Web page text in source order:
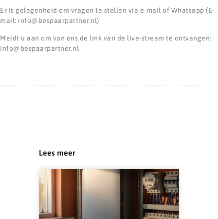
Er is gelegenheid om vragen te stellen via e-mail of Whatsapp (E-
mail: info@bespaarpartner.nl)
Meldt u aan om van ons de link van de live-stream te ontvangen:
info@bespaarpartner.nl
Lees meer